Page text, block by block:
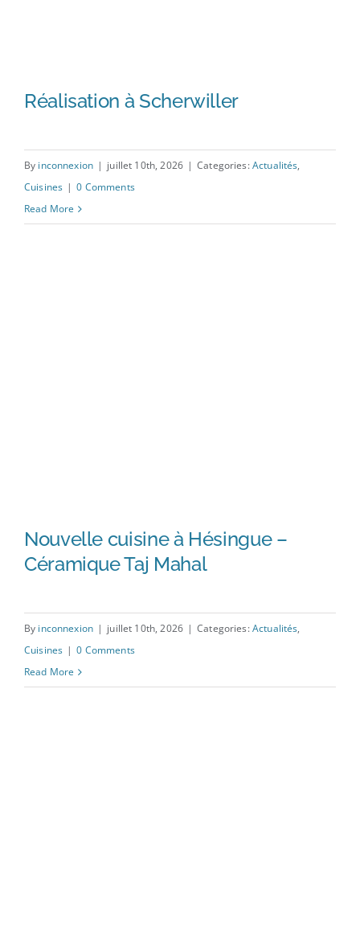
Réalisation à Scherwiller
Réalisation à Scherwiller
By inconnexion | juillet 10th, 2026 | Categories:Actualités,
Cuisines | 0 Comments
Read More
Nouvelle cuisine à Hésingue –
Nouvelle cuisine à Hésingue –
Céramique Taj Mahal
By inconnexion | juillet 10th, 2026 | Categories:Actualités,
Cuisines | 0 Comments
Read More